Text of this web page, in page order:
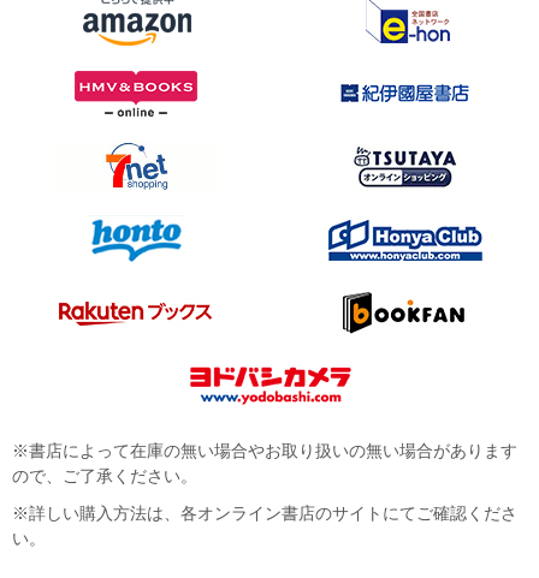
※書店によって在庫の無い場合やお取り扱いの無い場合があります
ので、ご了承ください。
※詳しい購入方法は、各オンライン書店のサイトにてご確認くださ
い。